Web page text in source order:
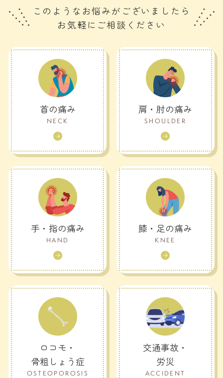
このようなお悩みがございましたら
お気軽にご相談ください
首の痛み
NECK
肩・肘の痛み
SHOULDER
手・指の痛み
HAND
膝・足の痛み
KNEE
ロコモ・
骨粗しょう症
OSTEOPOROSIS
交通事故・
労災
ACCIDENT